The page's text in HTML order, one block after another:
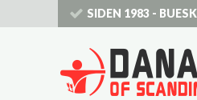
SIDEN 1983 -